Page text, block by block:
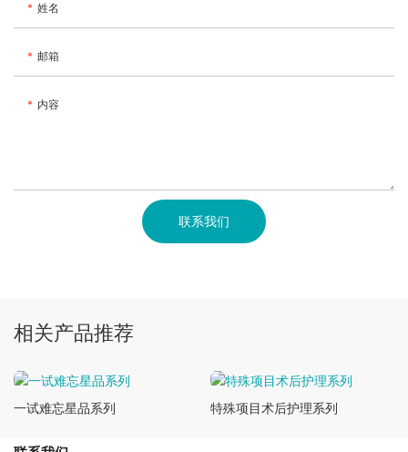
姓名
邮箱
内容
联系我们
相关产品推荐
一试难忘星品系列 特殊项目术后护理系列